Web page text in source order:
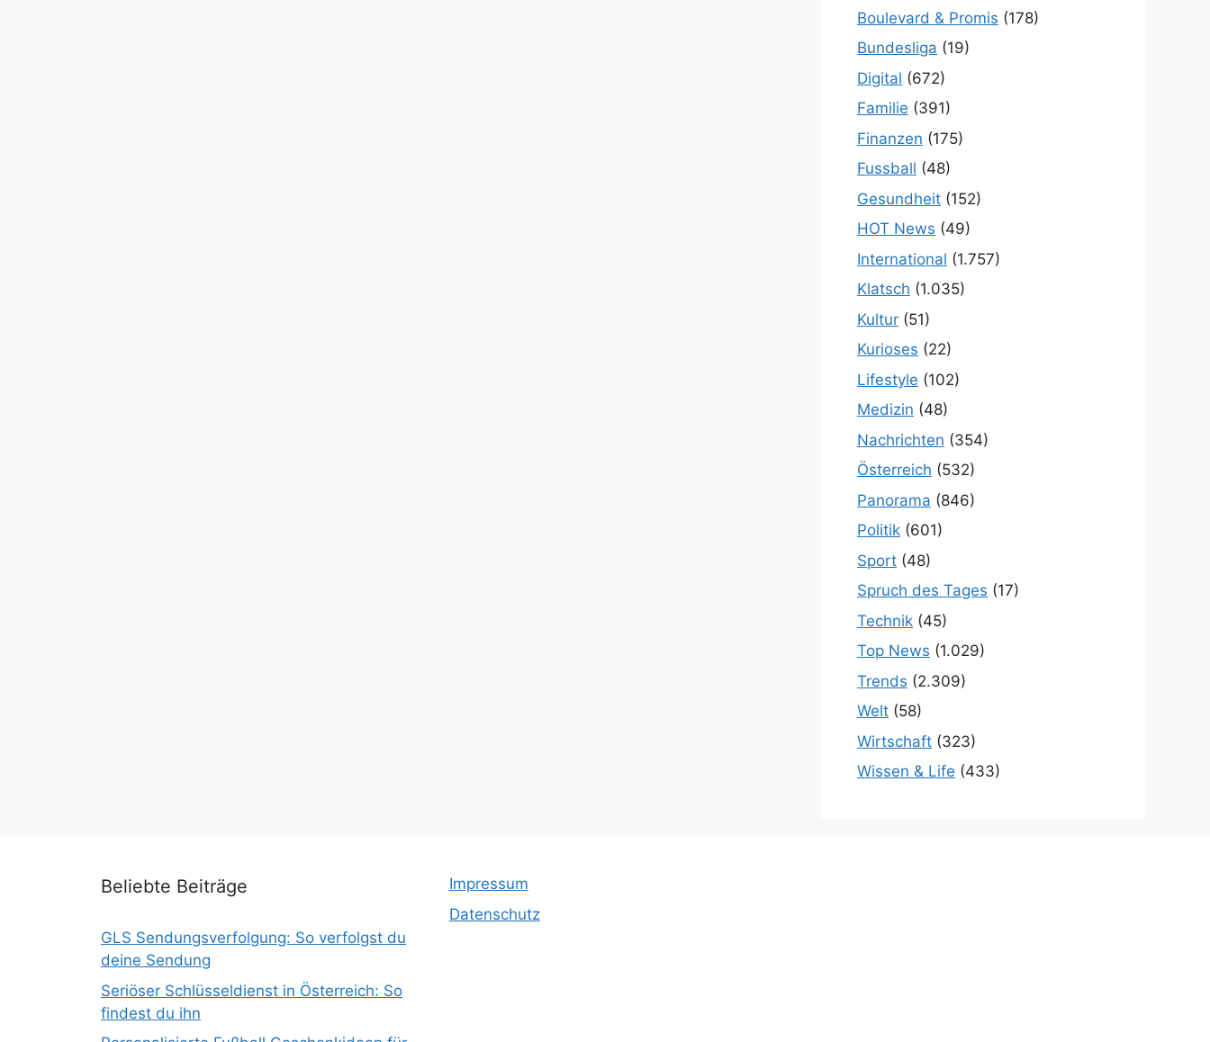
Boulevard & Promis (178)
Bundesliga (19)
Digital (672)
Familie (391)
Finanzen (175)
Fussball (48)
Gesundheit (152)
HOT News (49)
International (1.757)
Klatsch (1.035)
Kultur (51)
Kurioses (22)
Lifestyle (102)
Medizin (48)
Nachrichten (354)
Österreich (532)
Panorama (846)
Politik (601)
Sport (48)
Spruch des Tages (17)
Technik (45)
Top News (1.029)
Trends (2.309)
Welt (58)
Wirtschaft (323)
Wissen & Life (433)
Beliebte Beiträge
GLS Sendungsverfolgung: So verfolgst du
deine Sendung
Seriöser Schlüsseldienst in Österreich: So
findest du ihn
Impressum
Datenschutz